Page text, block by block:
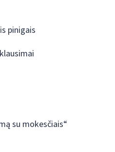
pinigais
su mokesčiais“